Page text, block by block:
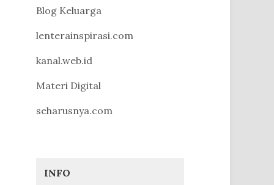
Blog Keluarga
lenterainspirasi.com
kanal.web.id
Materi Digital
seharusnya.com
INFO